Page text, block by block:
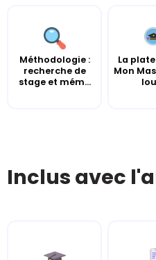
Méthodologie :
recherche de
stage et mém...
La
Mon
Inclus avec